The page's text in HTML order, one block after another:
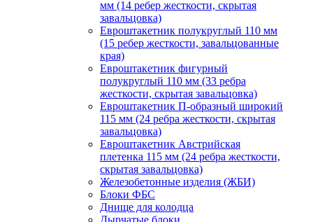
мм (14 ребер жесткости, скрытая
завальцовка)
Евроштакетник полукруглый 110 мм
(15 ребер жесткости, завальцованные
края)
Евроштакетник фигурный
полукруглый 110 мм (33 ребра
жесткости, скрытая завальцовка)
Евроштакетник П-образный широкий
115 мм (24 ребра жесткости, скрытая
завальцовка)
Евроштакетник Австрийская
плетенка 115 мм (24 ребра жесткости,
скрытая завальцовка)
Железобетонные изделия (ЖБИ)
Блоки ФБС
Днище для колодца
Дырчатые блоки